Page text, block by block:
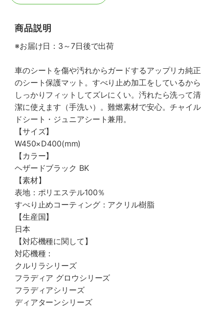
商品説明
※お届け日：3～7日後で出荷
車のシートを傷や汚れからガードするアップリカ純正
のシート保護マット。すべり止め加工をしているから
しっかりフィットしてズレにくい。汚れたら洗って清
潔に使えます（手洗い）。難燃素材で安心。チャイル
ドシート・ジュニアシート兼用。
【サイズ】
W450×D400(mm)
【カラー】
ヘザードブラック BK
【素材】
表地：ポリエステル100％
すべり止めコーティング：アクリル樹脂
【生産国】
日本
【対応機種に関して】
対応機種：
クルリラシリーズ
フラディア グロウシリーズ
フラディアシリーズ
ディアターンシリーズ